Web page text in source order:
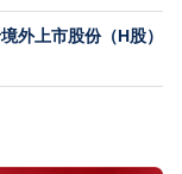
外上市股份（H股）